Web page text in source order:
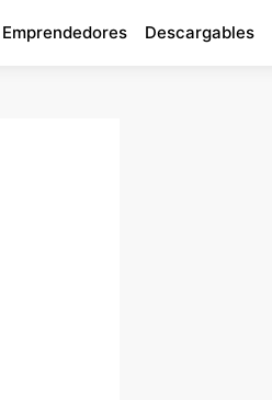
Emprendedores Descargables